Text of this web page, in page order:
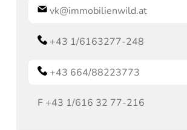
vk@immobilienwild.at
+43 1/6163277-248
+43 664/88223773
F +43 1/616 32 77-216